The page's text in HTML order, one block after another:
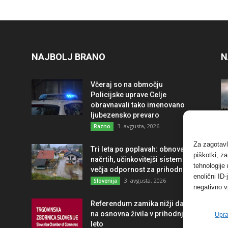
Za
piškotki,
tehnologije
enolični
negativno
NAJBOLJ BRANO
Včeraj so na območju
Policijske uprave Celje
obravnavali tako imenovano
ljubezensko prevaro
Razno 3. avgusta, 2026
Tri leta po poplavah: obnova po
načrtih, učinkovitejši sistem in
večja odpornost za prihodnost
Slovenija 3. avgusta, 2026
Referendum zamika nižji davek
na osnovna živila v prihodnje
leto